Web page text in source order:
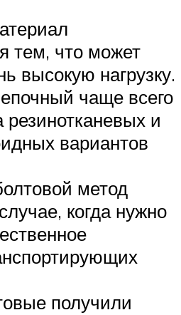
тем, что может
высокую нагрузку.
чаще всего
и
вариантов
метод
когда нужно
получили